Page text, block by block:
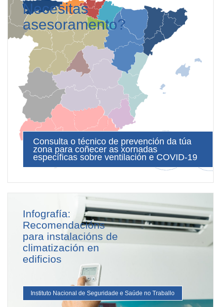
Necesitas
asesoramento?
Consulta o técnico de prevención da túa
zona para coñecer as xornadas
específicas sobre ventilación e COVID-19
Infografía:
Recomendacións
para instalacións de
climatización en
edificios
Instituto Nacional de Seguridade e Saúde no Traballo